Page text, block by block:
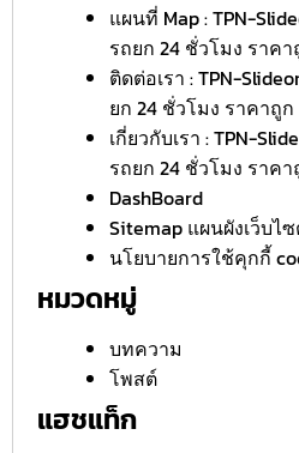
แผนที่ Map : TPN-
รถยก 24 ชั่วโมง ราคา
ติดต่อเรา : TPN-
ยก 24 ชั่วโมง ราคาถูก
เกี่ยวกับเรา : TPN-
รถยก 24 ชั่วโมง ราคา
DashBoard
Sitemap แผนผังเว็บไ
นโยบายการใช้คุกกี้
หมวดหมู่
บทความ
โพสต์
แฮชแท็ก